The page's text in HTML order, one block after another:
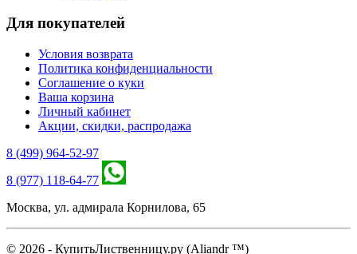
Для покупателей
Условия возврата
Политика конфиденциальности
Соглашение о куки
Ваша корзина
Личный кабинет
Акции, скидки, распродажа
8 (499) 964-52-97
8 (977) 118-64-77
Москва, ул. адмирала Корнилова, 65
© 2026 - КупитьЛиственницу.ру (Aliandr ™)